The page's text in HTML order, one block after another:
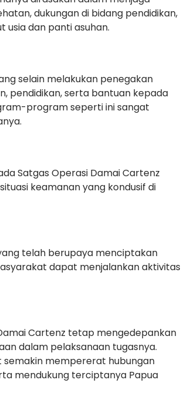
dukungan di bidang pendidikan,
usia dan panti asuhan.
selain melakukan penegakan
pendidikan, serta bantuan kepada
program seperti ini sangat
Satgas Operasi Damai Cartenz
keamanan yang kondusif di
telah berupaya menciptakan
dapat menjalankan aktivitas
Cartenz tetap mengedepankan
dalam pelaksanaan tugasnya.
semakin mempererat hubungan
mendukung terciptanya Papua